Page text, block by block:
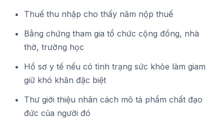
Thuế thu nhập cho thấy năm nộp thuế
Bằng chứng tham gia tổ chức cộng đồng, nhà
thờ, trường học
Hồ sơ y tế nếu có tình trạng sức khỏe làm giam
giữ khó khăn đặc biệt
Thư giới thiệu nhân cách mô tả phẩm chất đạo
đức của người đó